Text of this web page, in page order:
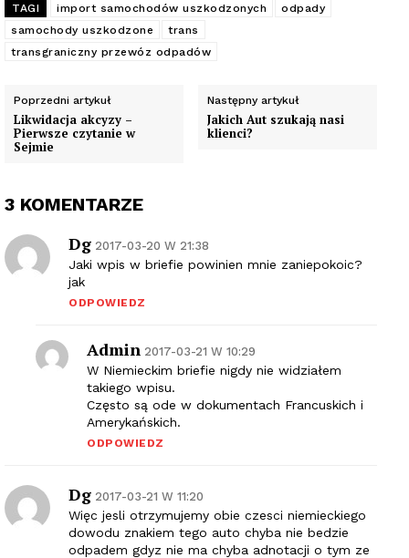
TAGI import samochodów uszkodzonych
odpady
samochody uszkodzone
trans
transgraniczny przewóz odpadów
Poprzedni artykuł
Likwidacja akcyzy –
Pierwsze czytanie w
Sejmie
Następny artykuł
Jakich Aut szukają nasi
klienci?
3 KOMENTARZE
Dg 2017-03-20 W 21:38
Jaki wpis w briefie powinien mnie zaniepokoic?
jak
ODPOWIEDZ
Admin 2017-03-21 W 10:29
W Niemieckim briefie nigdy nie widziałem
takiego wpisu.
Często są ode w dokumentach Francuskich i
Amerykańskich.
ODPOWIEDZ
Dg 2017-03-21 W 11:20
Więc jesli otrzymujemy obie czesci niemieckiego
dowodu znakiem tego auto chyba nie bedzie
odpadem gdyz nie ma chyba adnotacji o tym ze